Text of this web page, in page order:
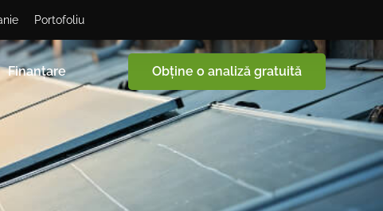
Portofoliu
Finanțare Obține o analiză gratuită